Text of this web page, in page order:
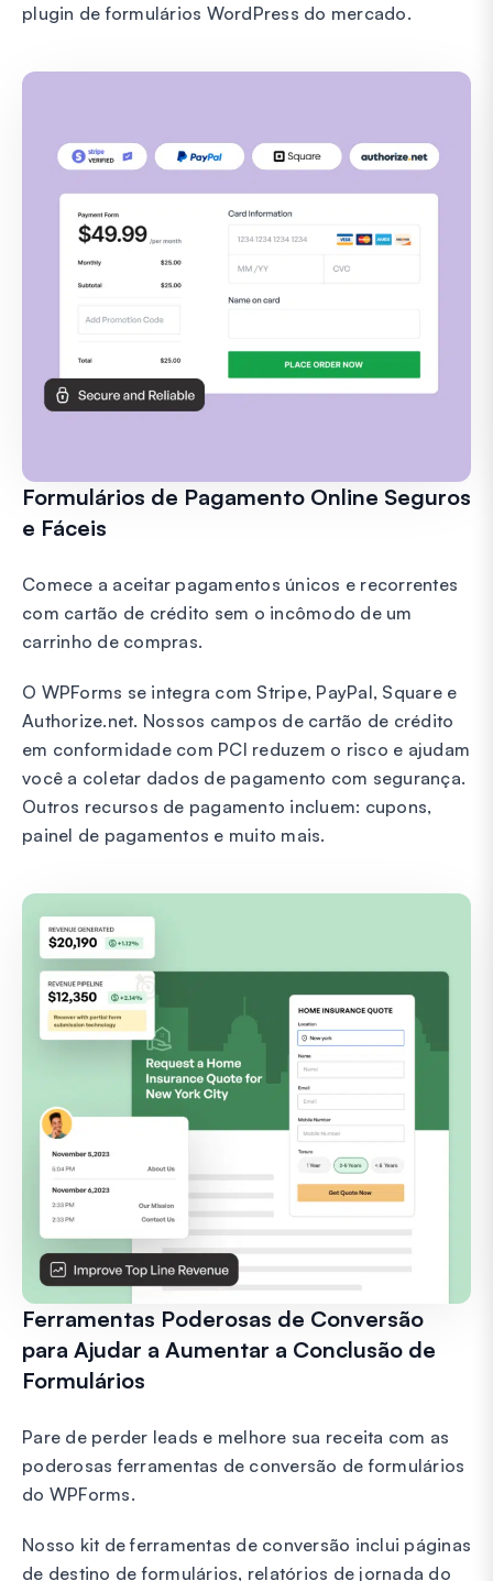
plugin de formulários WordPress do mercado.
Formulários de Pagamento Online Seguros
e Fáceis
Comece a aceitar pagamentos únicos e recorrentes
com cartão de crédito sem o incômodo de um
carrinho de compras.
O WPForms se integra com Stripe, PayPal, Square e
Authorize.net. Nossos campos de cartão de crédito
em conformidade com PCI reduzem o risco e ajudam
você a coletar dados de pagamento com segurança.
Outros recursos de pagamento incluem: cupons,
painel de pagamentos e muito mais.
Ferramentas Poderosas de Conversão
para Ajudar a Aumentar a Conclusão de
Formulários
Pare de perder leads e melhore sua receita com as
poderosas ferramentas de conversão de formulários
do WPForms.
Nosso kit de ferramentas de conversão inclui páginas
de destino de formulários, relatórios de jornada do